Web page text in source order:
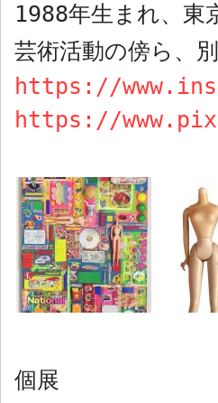
1988年生まれ、東
芸術活動の傍ら、
https://
https://
個展